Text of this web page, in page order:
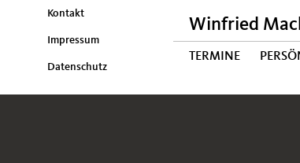
Kontakt
Impressum
Datenschutz
Winfried
TERMINE